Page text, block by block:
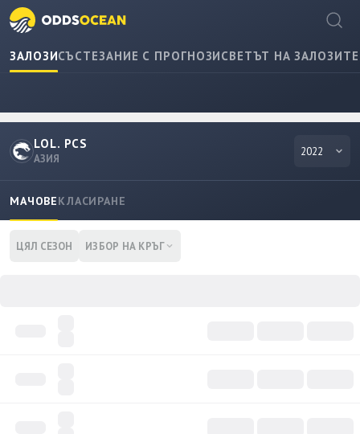
ЗАЛОЗИСЪСТЕЗАНИЕ С ПРОГНОЗИСВЕТЪТ НА ЗАЛОЗИТЕ
LOL. PCS
АЗИЯ
2022
МАЧОВЕКЛАСИРАНЕ
ЦЯЛ СЕЗОН ИЗБОР НА КРЪГ